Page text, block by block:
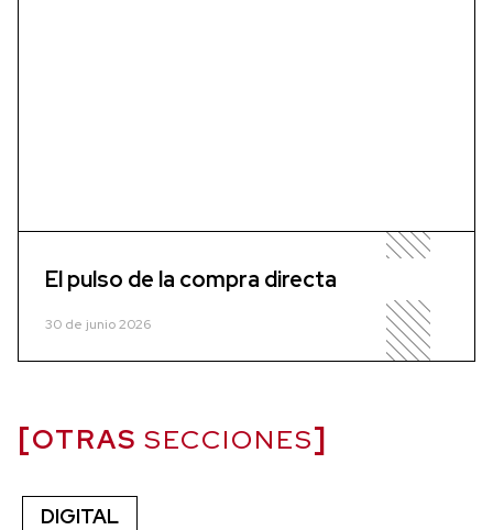
El pulso de la compra directa
30 de junio 2026
OTRAS SECCIONES
DIGITAL